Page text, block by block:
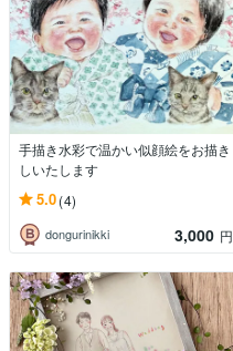
手描き水彩で温かい似顔絵をお描き
しいたします
5.0(4)
dongurinikki 3,000 円